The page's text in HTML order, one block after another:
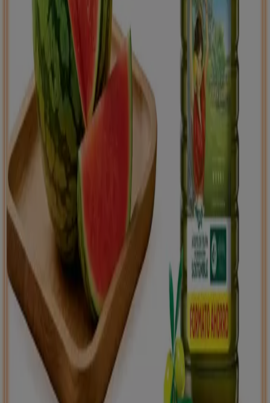
Tiendeo international
España Italia United Kingdom México
Brasil
Colombia
Argentina France
United States
Nederland
Deutschland Perú
Portugal
Australia
Türkiye Polska Norge
Österreich
Sverige
Ecuador Singapore South Africa
Canada
Danmark
Suomi
Belgique
Schweiz
United Arab Emirates România
Maroc
Ceská republika
Slovenská republika
Magyarország
България
Publicidad